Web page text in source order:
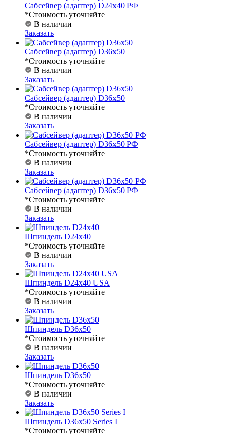
Сабсейвер (адаптер) D24х40 РФ
*Стоимость уточняйте
В наличии
Заказать
Сабсейвер (адаптер) D36х50
*Стоимость уточняйте
В наличии
Заказать
Сабсейвер (адаптер) D36х50
*Стоимость уточняйте
В наличии
Заказать
Сабсейвер (адаптер) D36х50 РФ
*Стоимость уточняйте
В наличии
Заказать
Сабсейвер (адаптер) D36х50 РФ
*Стоимость уточняйте
В наличии
Заказать
Шпиндель D24х40
*Стоимость уточняйте
В наличии
Заказать
Шпиндель D24х40 USA
*Стоимость уточняйте
В наличии
Заказать
Шпиндель D36х50
*Стоимость уточняйте
В наличии
Заказать
Шпиндель D36х50
*Стоимость уточняйте
В наличии
Заказать
Шпиндель D36х50 Series I
*Стоимость уточняйте